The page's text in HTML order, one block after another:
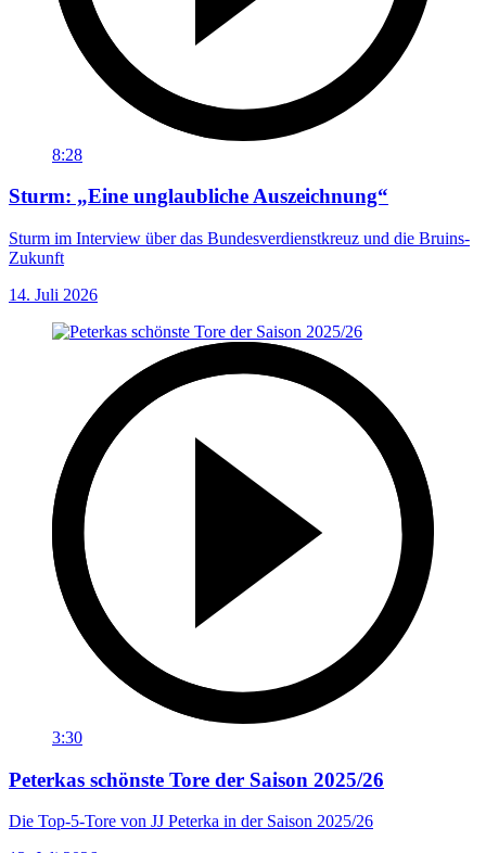
8:28
Sturm: „Eine unglaubliche Auszeichnung“
Sturm im Interview über das Bundesverdienstkreuz und die Bruins-
Zukunft
14. Juli 2026
3:30
Peterkas schönste Tore der Saison 2025/26
Die Top-5-Tore von JJ Peterka in der Saison 2025/26